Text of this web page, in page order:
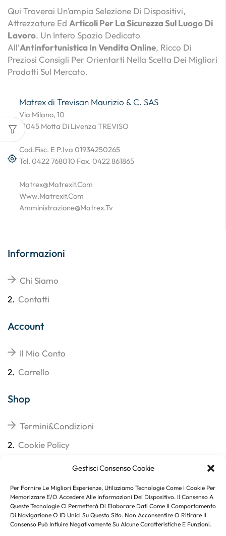
Gestisci Consenso Cookie
Per Fornire Le Migliori Esperienze, Utilizziamo Tecnologie Come I Cookie Per
Memorizzare E/o Accedere Alle Informazioni Del Dispositivo. Il Consenso A
Queste Tecnologie Ci Permetterà Di Elaborare Dati Come Il Comportamento
Di Navigazione O ID Unici Su Questo Sito. Non Acconsentire O Ritirare Il
Consenso Può Influire Negativamente Su Alcune Caratteristiche E Funzioni.
Qui Troverai Un’ampia Selezione Di Dispositivi,
Attrezzature Ed Articoli Per La Sicurezza Sul Luogo Di
Lavoro. Un Intero Spazio Dedicato
All’Antinfortunistica In Vendita Online, Ricco Di
Preziosi Consigli Per Orientarti Nella Scelta Dei Migliori
Prodotti Sul Mercato.
Matrex di Trevisan Maurizio & C. SAS
Via Milano, 10
31045 Motta Di Livenza TREVISO
Cod.Fisc. E P.Iva 01934250265
Tel. 0422 768010 Fax. 0422 861865
Matrex@matrexit.com
Www.matrexit.com
Amministrazione@matrex.tv
Informazioni
Chi Siamo
2. Contatti
Account
Il Mio Conto
2. Carrello
Shop
Termini&Condizioni
2. Cookie Policy